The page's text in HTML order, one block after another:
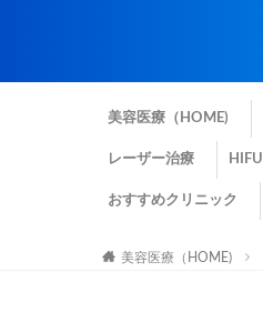
美容医療（HOME)
レーザー治療 HIFU
おすすめクリニック
美容医療（HOME)